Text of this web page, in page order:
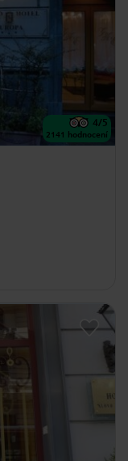
4/5
2141 hodnocení